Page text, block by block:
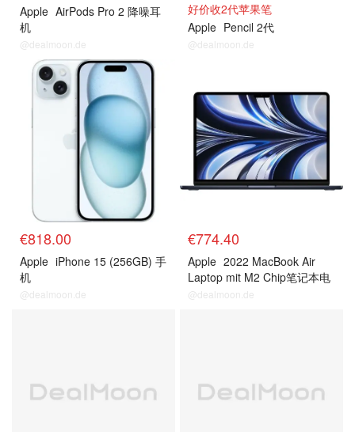
Apple AirPods Pro 2 降噪耳
机
@dealmoon.de
好价收2代苹果笔
Apple Pencil 2代
@dealmoon.de
€818.00
Apple iPhone 15 (256GB) 手
机
@dealmoon.de
€774.40
Apple 2022 MacBook Air
Laptop mit M2 Chip笔记本电
脑
@dealmoon.de